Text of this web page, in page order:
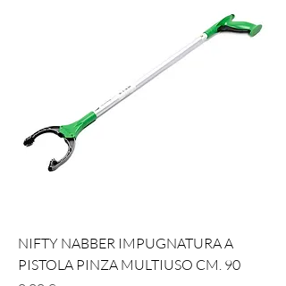
NIFTY NABBER IMPUGNATURA A
PISTOLA PINZA MULTIUSO CM. 90